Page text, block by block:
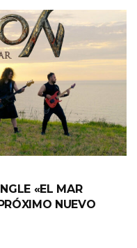
«EL MAR
NUEVO